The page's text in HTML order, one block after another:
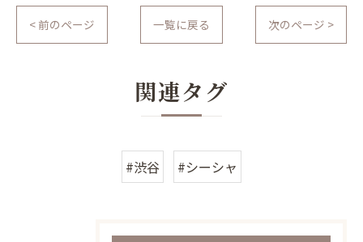
< 前のページ 一覧に戻る 次のページ >
関連タグ
#渋谷 #シーシャ